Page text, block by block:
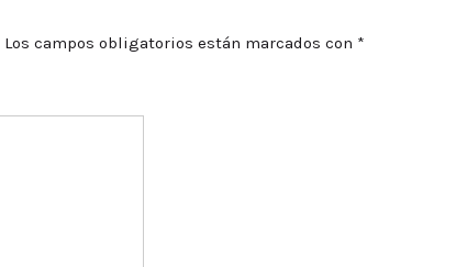
Los campos obligatorios están marcados con *